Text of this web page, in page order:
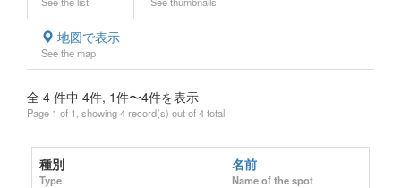
地図で表示
See the map
全 4 件中 4件, 1件〜4件を表示
Page 1 of 1, showing 4 record(s) out of 4 total
種別
Type
名前
Name of the spot